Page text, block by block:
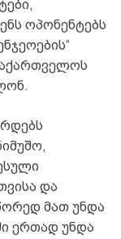
ოპონენტებს
და
მათ უნდა
ერთად უნდა